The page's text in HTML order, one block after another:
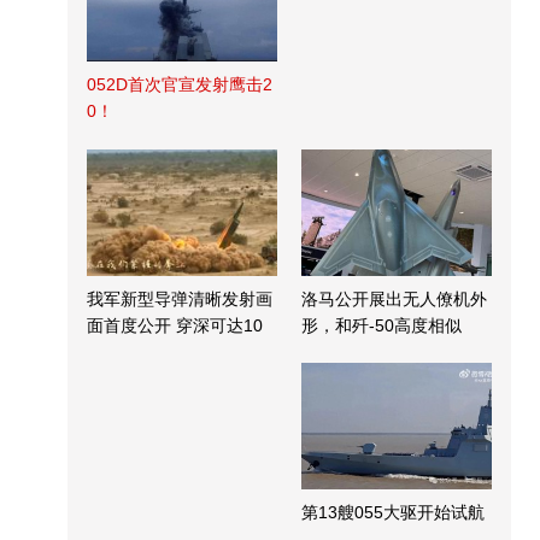
052D首次官宣发射鹰击2
0！
我军新型导弹清晰发射画
面首度公开 穿深可达10
洛马公开展出无人僚机外
形，和歼-50高度相似
第13艘055大驱开始试航